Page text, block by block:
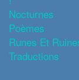
Nocturnes
Poèmes
Runes Et
Traductions